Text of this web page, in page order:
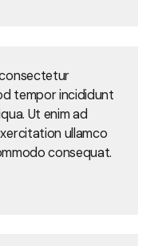
tempor incididunt
Ut enim ad
ullamco
consequat.